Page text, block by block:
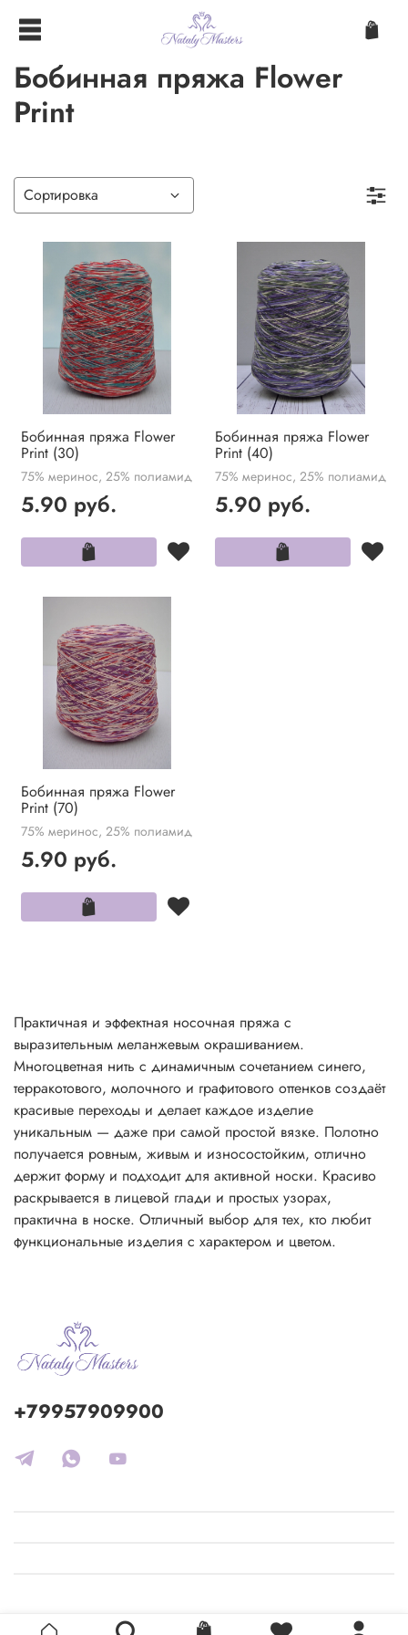
Бобинная пряжа Flower
Print
Бобинная пряжа Flower
Print (30)
75% меринос, 25% полиамид
5.90 руб.
Бобинная пряжа Flower
Print (40)
75% меринос, 25% полиамид
5.90 руб.
Бобинная пряжа Flower
Print (70)
75% меринос, 25% полиамид
5.90 руб.
Практичная и эффектная носочная пряжа с
выразительным меланжевым окрашиванием.
Многоцветная нить с динамичным сочетанием синего,
терракотового, молочного и графитового оттенков создаёт
красивые переходы и делает каждое изделие
уникальным — даже при самой простой вязке. Полотно
получается ровным, живым и износостойким, отлично
держит форму и подходит для активной носки. Красиво
раскрывается в лицевой глади и простых узорах,
практична в носке. Отличный выбор для тех, кто любит
функциональные изделия с характером и цветом.
+79957909900